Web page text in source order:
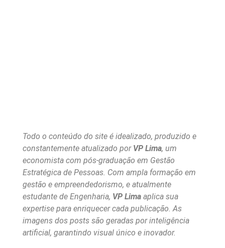
Todo o conteúdo do site é idealizado, produzido e
constantemente atualizado por VP Lima, um
economista com pós-graduação em Gestão
Estratégica de Pessoas. Com ampla formação em
gestão e empreendedorismo, e atualmente
estudante de Engenharia, VP Lima aplica sua
expertise para enriquecer cada publicação. As
imagens dos posts são geradas por inteligência
artificial, garantindo visual único e inovador.